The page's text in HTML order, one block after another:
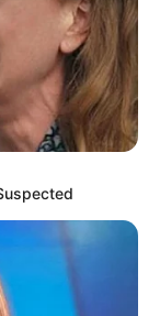
Juli 1992